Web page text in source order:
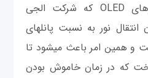
طبیعت فناوری نمایشگرهای OLED که شرکت ال‎جی
سردمدار آنها است، امکان انتقال نور به نسبت پانل‎های
LED/LCD بسیار بالاتر است و همین امر باعث می‎شود تا
که در زمان خاموش بودن